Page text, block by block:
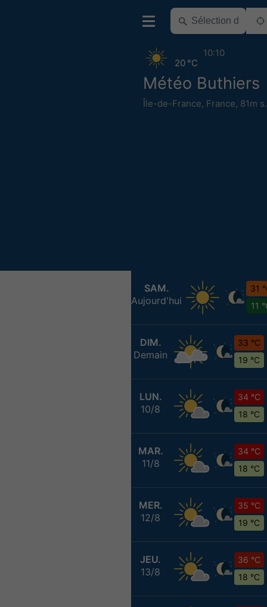
Météo Buthiers
Île-de-France, France, 81m
20 °C
10:10
SAM.
Aujourd'hui
31
11
DIM.
Demain
33 °C
19 °C
LUN.
10/8
34 °C
18 °C
MAR.
11/8
34 °C
18 °C
MER.
12/8
35 °C
19 °C
JEU.
13/8
36 °C
18 °C